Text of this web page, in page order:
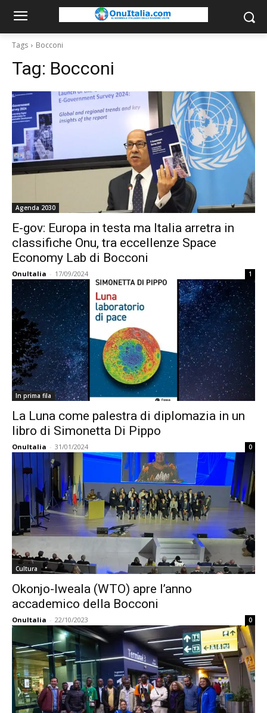
Tags Bocconi
Tag: Bocconi
Agenda 2030
E-gov: Europa in testa ma Italia arretra in
classifiche Onu, tra eccellenze Space
Economy Lab di Bocconi
OnuItalia - 17/09/2024 1
In prima fila
La Luna come palestra di diplomazia in un
libro di Simonetta Di Pippo
OnuItalia - 31/01/2024 0
Cultura
Okonjo-Iweala (WTO) apre l’anno
accademico della Bocconi
OnuItalia - 22/10/2023 0